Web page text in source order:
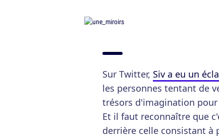
Sur Twitter, Siv a eu un
les personnes tentant de
trésors d'imagination
Et il faut reconnaître que
derrière celle consistant à